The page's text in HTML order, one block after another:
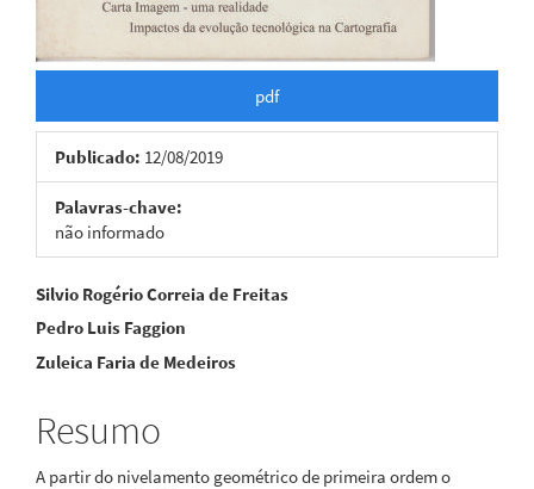
pdf
Publicado: 12/08/2019
Palavras-chave:
não informado
Conteúdo
do
artigo
principal
Silvio Rogério Correia de Freitas
Pedro Luis Faggion
Zuleica Faria de Medeiros
Resumo
A partir do nivelamento geométrico de primeira ordem o